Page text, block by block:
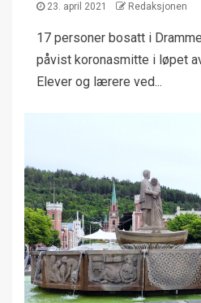
23. april 2021 Redaksjonen
17 personer bosatt i
påvist koronasmitte i løpet
Elever og lærere ved...